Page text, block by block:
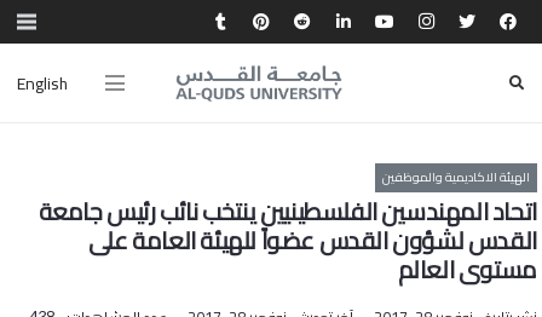
English
الهيئة الاكاديمية والموظفين
اتحاد المهندسين الفلسطينيين ينتخب نائب رئيس جامعة
القدس لشؤون القدس عضواً للهيئة العامة على
مستوى العالم